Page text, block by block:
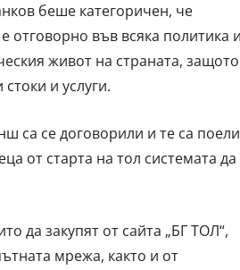
беше категоричен, че
отговорно във всяка политика
живот на страната, защото
и услуги.
са се договорили и те са поели
от старта на тол системата да
да закупят от сайта „БГ ТОЛ“,
мрежа, както и от